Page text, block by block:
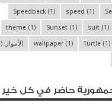
speed (1)
Speedback (1)
suit (1)
Sunset (1)
theme (1)
Turtle (1)
wallpaper (1) الأموال (1)
حاضر في كل خير